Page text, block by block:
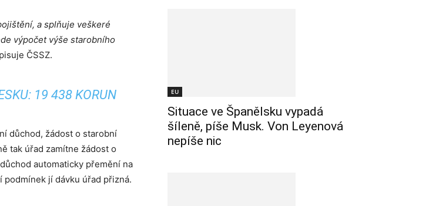
a splňuje veškeré
výpočet výše starobního
ČSSZ.
19 438 KORUN
důchod, žádost o starobní
tak úřad zamítne žádost o
automaticky přemění na
jí dávku úřad přizná.
EU
Situace ve Španělsku vypadá
šíleně, píše Musk. Von Leyenová
nepíše nic